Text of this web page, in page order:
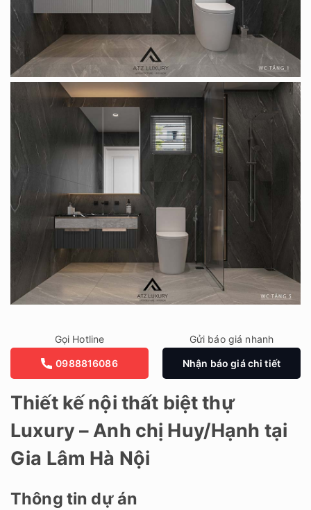
Thiết kế nội thất biệt thự
Luxury – Anh chị Huy/Hạnh tại
Gia Lâm Hà Nội
Thông tin dự án
Gọi Hotline
0988816086
Gửi báo giá nhanh
Nhận báo giá chi tiết